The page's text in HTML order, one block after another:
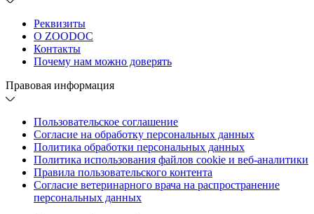
Реквизиты
О ZOODOC
Контакты
Почему нам можно доверять
Правовая информация
Пользовательское соглашение
Согласие на обработку персональных данных
Политика обработки персональных данных
Политика использования файлов cookie и веб-аналитики
Правила пользовательского контента
Согласие ветеринарного врача на распространение
персональных данных